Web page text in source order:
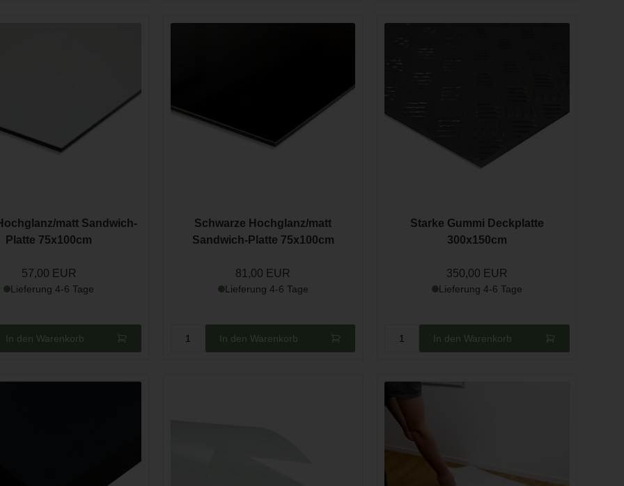
matt Sandwich-
Platte 75x100cm
57,00 EUR
Lieferung 4-6 Tage
In den Warenkorb
Schwarze Hochglanz/matt
Sandwich-Platte 75x100cm
81,00 EUR
Lieferung 4-6 Tage
In den Warenkorb
Starke Gummi Deckplatte
300x150cm
350,00 EUR
Lieferung 4-6 Tage
In den Warenkorb